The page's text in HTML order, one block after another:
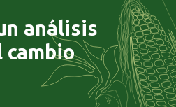
análisis
cambio